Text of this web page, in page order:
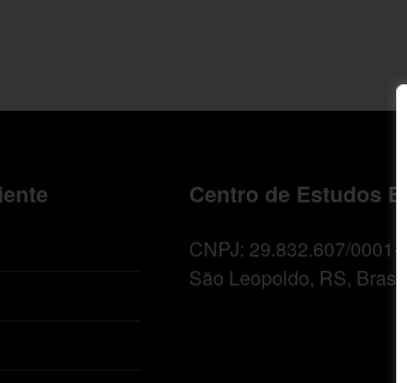
Centro de Estudos
CNPJ: 29.832.607/0001-10
São Leopoldo, RS, Brasil